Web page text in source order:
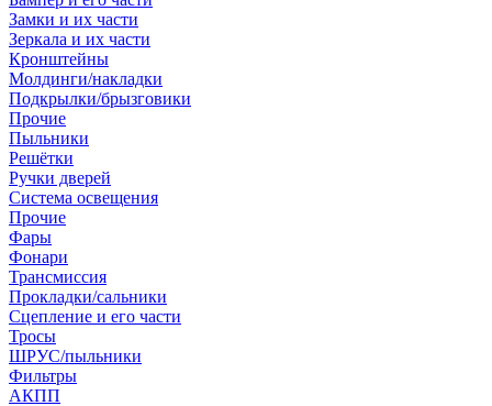
Замки и их части
Зеркала и их части
Кронштейны
Молдинги/накладки
Подкрылки/брызговики
Прочие
Пыльники
Решётки
Ручки дверей
Система освещения
Прочие
Фары
Фонари
Трансмиссия
Прокладки/сальники
Сцепление и его части
Тросы
ШРУС/пыльники
Фильтры
АКПП